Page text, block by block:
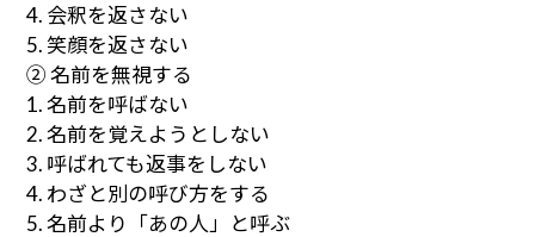
4. 会釈を返さない
5. 笑顔を返さない
② 名前を無視する
1. 名前を呼ばない
2. 名前を覚えようとしない
3. 呼ばれても返事をしない
4. わざと別の呼び方をする
5. 名前より「あの人」と呼ぶ